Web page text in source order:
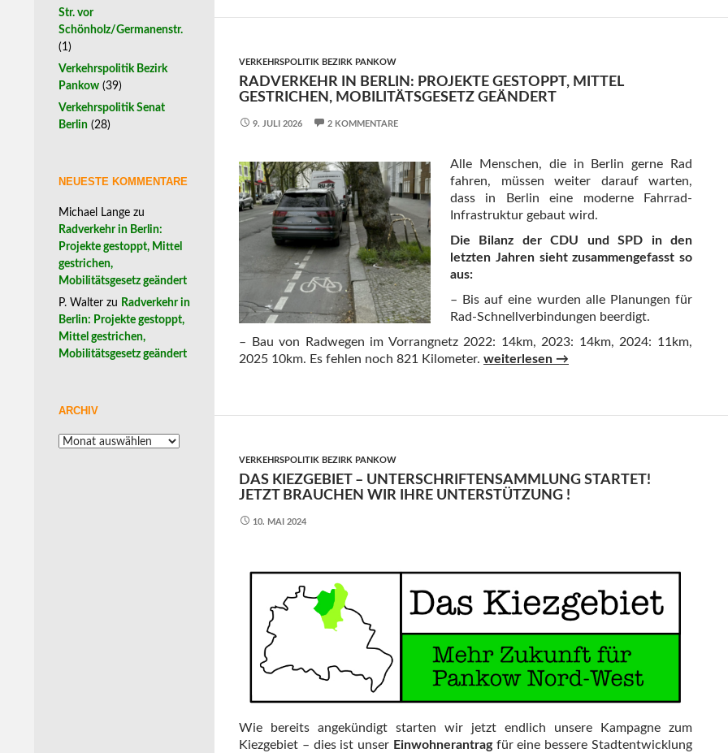
VERKEHRSPOLITIK BEZIRK PANKOW
RADVERKEHR IN BERLIN: PROJEKTE GESTOPPT, MITTEL
GESTRICHEN, MOBILITÄTSGESETZ GEÄNDERT
9. JULI 2026 2 KOMMENTARE
Alle Menschen, die in Berlin gerne Rad
fahren, müssen weiter darauf warten,
dass in Berlin eine moderne Fahrrad-
Infrastruktur gebaut wird.
Die Bilanz der CDU und SPD in den
letzten Jahren sieht zusammengefasst so
aus:
– Bis auf eine wurden alle Planungen für
Rad-Schnellverbindungen beerdigt.
– Bau von Radwegen im Vorrangnetz 2022: 14km, 2023: 14km, 2024: 11km,
2025 10km. Es fehlen noch 821 Kilometer. Radverkehr in Berlin: Projekte gestoppt,
weiterlesen →
VERKEHRSPOLITIK BEZIRK PANKOW
DAS KIEZGEBIET – UNTERSCHRIFTENSAMMLUNG STARTET!
JETZT BRAUCHEN WIR IHRE UNTERSTÜTZUNG !
10. MAI 2024
Wie bereits angekündigt starten wir jetzt endlich unsere Kampagne zum
Kiezgebiet – dies ist unser Einwohnerantragfür eine bessere Stadtentwicklung
Str. vor
Schönholz/Germanenstr.
(1)
Verkehrspolitik Bezirk
Pankow (39)
Verkehrspolitik Senat
Berlin (28)
NEUESTE KOMMENTARE
Michael Lange zu
Radverkehr in Berlin:
Projekte gestoppt, Mittel
gestrichen,
Mobilitätsgesetz geändert
P. Walter zu Radverkehr in
Berlin: Projekte gestoppt,
Mittel gestrichen,
Mobilitätsgesetz geändert
ARCHIV
Archiv